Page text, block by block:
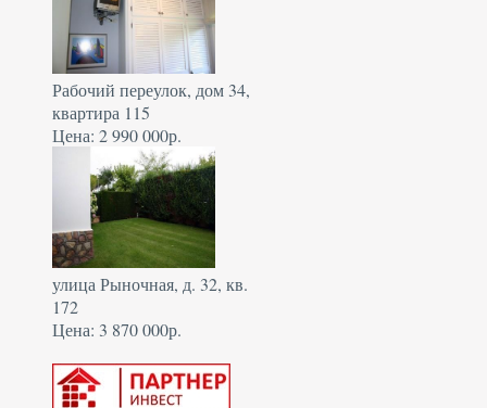
Рабочий переулок, дом 34,
квартира 115
Цена: 2 990 000р.
улица Рыночная, д. 32, кв.
172
Цена: 3 870 000р.